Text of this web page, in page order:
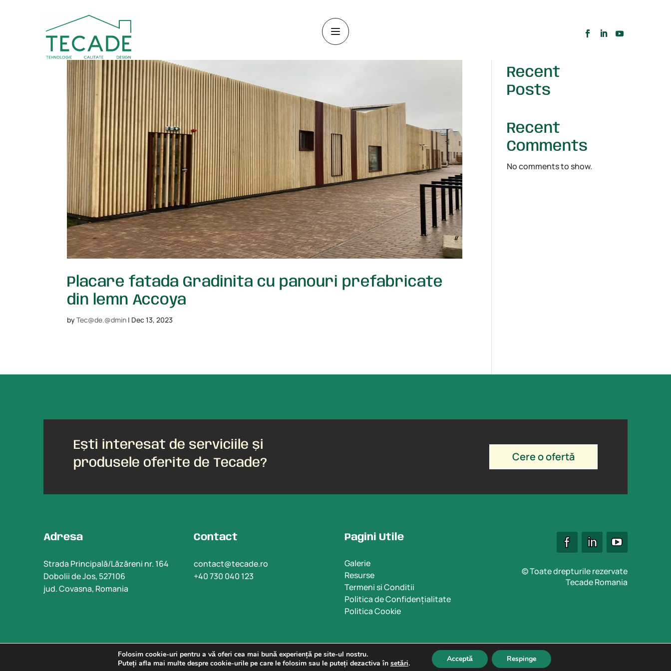
Placare fatada Gradinita cu panouri prefabricate
din lemn Accoya
byTec@de.@dmin | Dec 13, 2023
Search
Recent
Posts
Recent
Comments
No comments to show.
Ești interesat de serviciile și
produsele oferite de Tecade?
Cere o ofertă
Adresa
Strada Principală/Lăzăreni nr. 164
Dobolii de Jos, 527106
jud. Covasna, Romania
Contact
contact@tecade.ro
+40 730 040 123
Pagini Utile
Galerie
Resurse
Termeni si Conditii
Politica de Confidențialitate
Politica Cookie
© Toate drepturile rezervate
Tecade Romania
Designed and developed byImOK
Folosim cookie-uri pentru a vă oferi cea mai bună experiență pe site-ul nostru.
Puteți afla mai multe despre cookie-urile pe care le folosim sau le puteți dezactiva în setări. Acceptă Respinge